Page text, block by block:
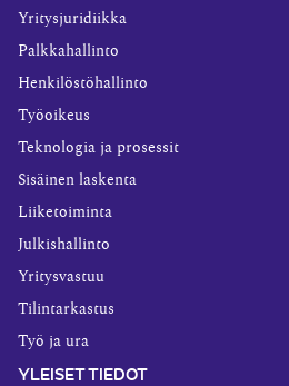
Yritysjuridiikka
Palkkahallinto
Henkilöstöhallinto
Työoikeus
Teknologia ja prosessit
Sisäinen laskenta
Liiketoiminta
Julkishallinto
Yritysvastuu
Tilintarkastus
Työ ja ura
YLEISET TIEDOT